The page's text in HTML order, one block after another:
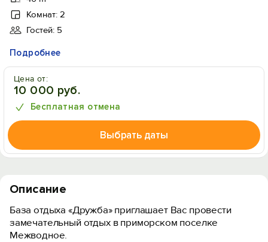
Комнат: 2
Гостей: 5
Подробнее
Цена от:
10 000 руб.
Бесплатная отмена
Выбрать даты
Описание
База отдыха «Дружба» приглашает Вас провести
замечательный отдых в приморском поселке
Межводное.